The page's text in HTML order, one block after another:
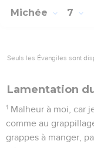
elles te craindront.
colère à toujours,
Tu jetteras au fond
Abraham, comme tu
Nahum